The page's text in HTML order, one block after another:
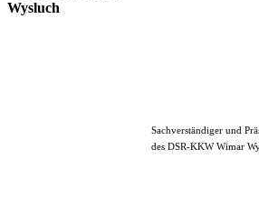
Sachverständiger und
des DSR-KKW Wimar